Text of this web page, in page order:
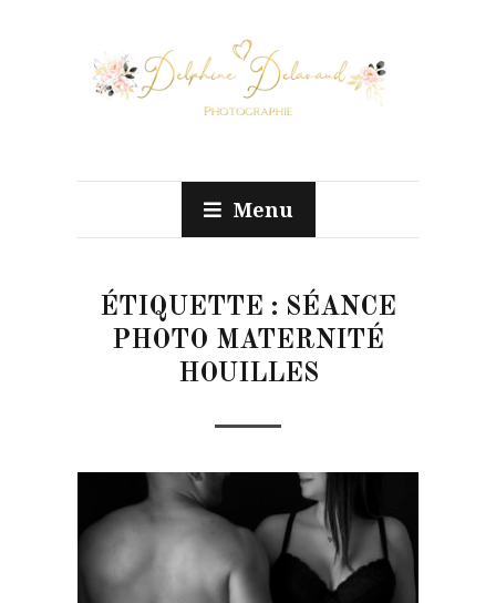
Menu
ÉTIQUETTE : SÉANCE
PHOTO MATERNITÉ
HOUILLES